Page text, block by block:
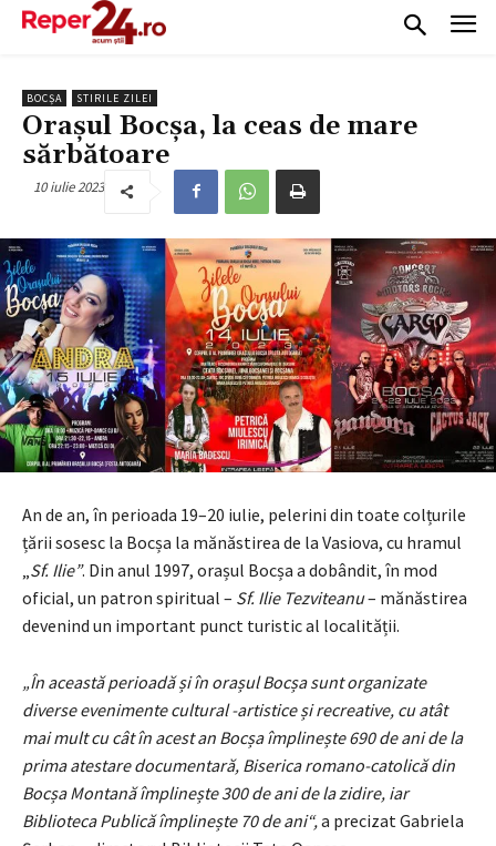
BOCȘA STIRILE ZILEI
Orașul Bocșa, la ceas de mare
sărbătoare
10 iulie 2023
An de an, în perioada 19–20 iulie, pelerini din toate colțurile
țării sosesc la Bocșa la mănăstirea de la Vasiova, cu hramul
Sf. Ilie”. Din anul 1997, orașul Bocșa a dobândit, în mod
oficial, un patron spiritual – Sf. Ilie Tezviteanu– mănăstirea
devenind un important punct turistic al localității.
„În această perioadă și în orașul Bocșa sunt organizate
diverse evenimente cultural -artistice și recreative, cu atât
mai mult cu cât în acest an Bocșa împlinește 690 de ani de la
prima atestare documentară, Biserica romano-catolică din
Bocșa Montană împlinește 300 de ani de la zidire, iar
Biblioteca Publică împlinește 70 de ani“,a precizat Gabriela